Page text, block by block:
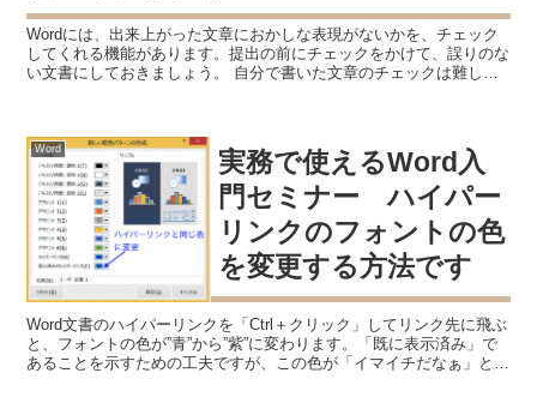
Wordには、出来上がった文章におかしな表現がないかを、チェック
してくれる機能があります。提出の前にチェックをかけて、誤りのな
い文書にしておきましょう。 自分で書いた文章のチェックは難しい
Word
実務で使えるWord入
門セミナー ハイパー
リンクのフォントの色
を変更する方法です
Word文書のハイパーリンクを「Ctrl＋クリック」してリンク先に飛ぶ
と、フォントの色が”青”から”紫”に変わります。「既に表示済み」で
あることを示すための工夫ですが、この色が「イマイチだなぁ」と思